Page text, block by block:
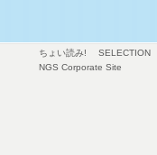
ちょい読み! SELECTION
NGS Corporate Site